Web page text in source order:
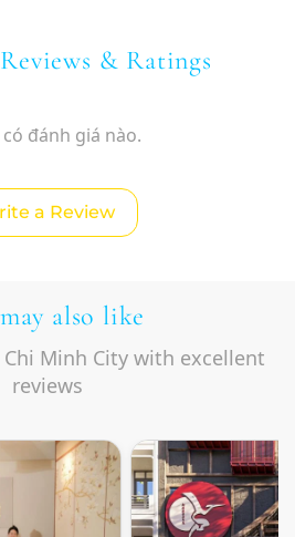
& Ratings
đánh giá nào.
a Review
also like
Minh City with excellent
reviews